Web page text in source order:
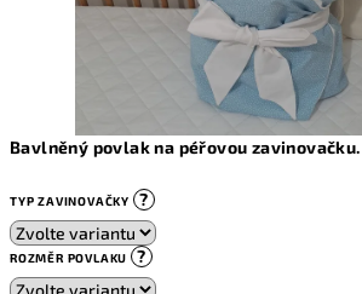
Bavlněný povlak na péřovou zavinovačku.
TYP ZAVINOVAČKY ?
ROZMĚR POVLAKU ?